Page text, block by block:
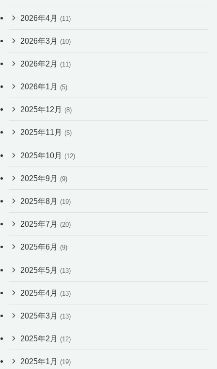
2026年4月 (11)
2026年3月 (10)
2026年2月 (11)
2026年1月 (5)
2025年12月 (8)
2025年11月 (5)
2025年10月 (12)
2025年9月 (9)
2025年8月 (19)
2025年7月 (20)
2025年6月 (9)
2025年5月 (13)
2025年4月 (13)
2025年3月 (13)
2025年2月 (12)
2025年1月 (19)